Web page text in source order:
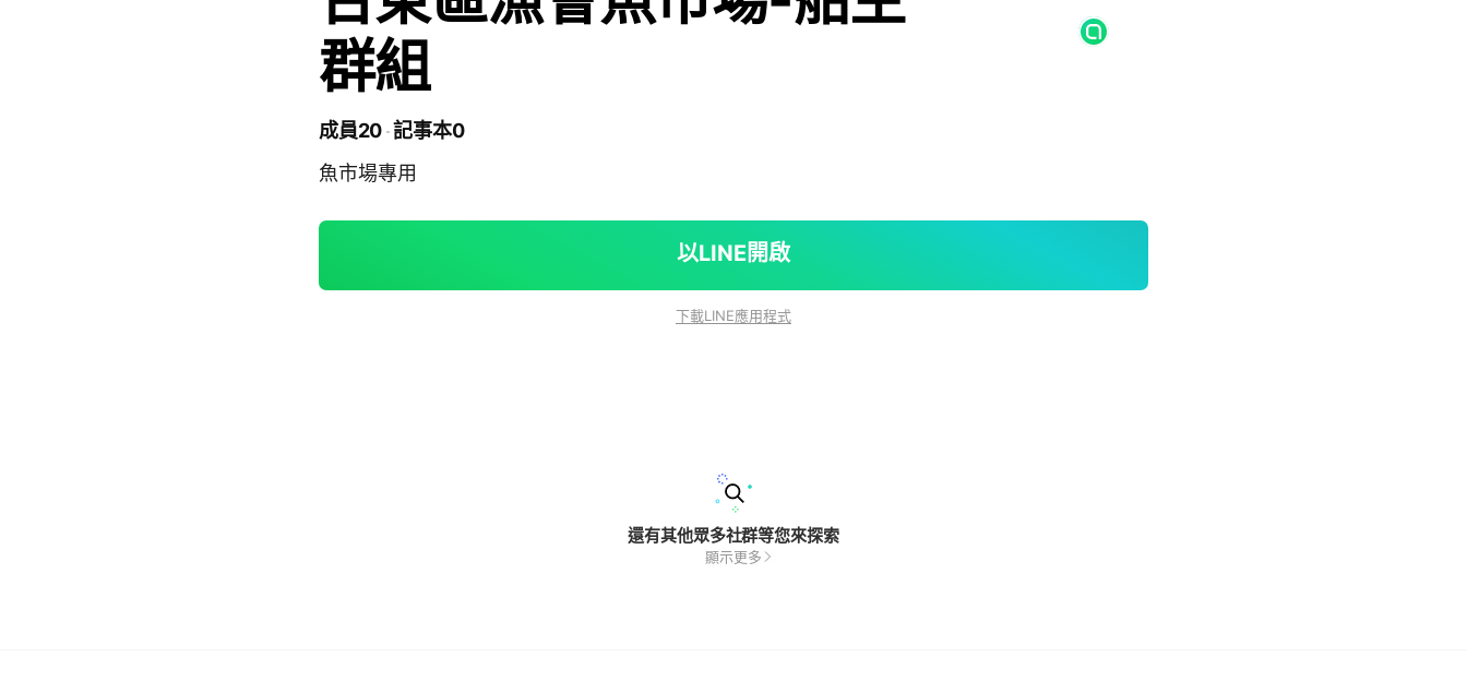
群組
成員20 記事本0
魚市場專用
以LINE開啟
下載LINE應用程式
還有其他眾多社群等您來探索
顯示更多